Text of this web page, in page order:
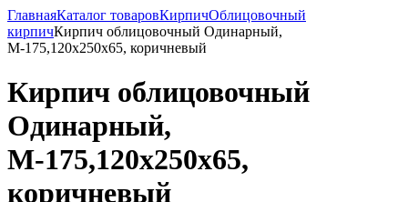
ГлавнаяКаталог товаровКирпичОблицовочный
кирпичКирпич облицовочный Одинарный,
М-175,120x250x65, коричневый
Кирпич облицовочный
Одинарный,
М-175,120x250x65,
коричневый